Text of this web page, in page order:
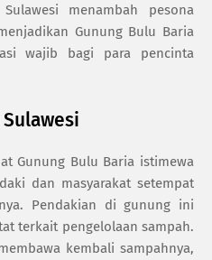
menambah pesona
Gunung Bulu Baria
wajib bagi para pencinta
Gunung Bulu Baria istimewa
dan masyarakat setempat
Pendakian di gunung ini
terkait pengelolaan sampah.
kembali sampahnya,